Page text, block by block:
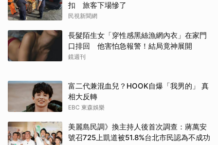
扣 旅客下場慘了
民視新聞網
長髮陌生女「穿性感黑絲漁網內衣」在家門
口排回 他害怕急報警！結局竟神展開
鏡週刊
富二代兼混血兒？HOOK自爆「我男的」 真
相大反轉
EBC 東森娛樂
美麗島民調》換主持人後首次調查：蔣萬安
號召725上凱道被51.8%台北市民認為不成功